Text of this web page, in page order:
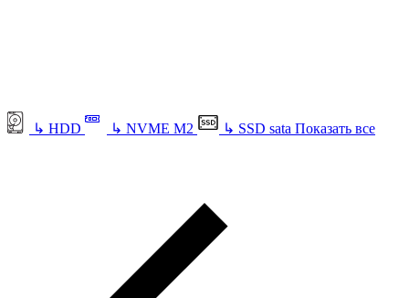
↳ HDD ↳ NVME M2 ↳ SSD sata Показать все